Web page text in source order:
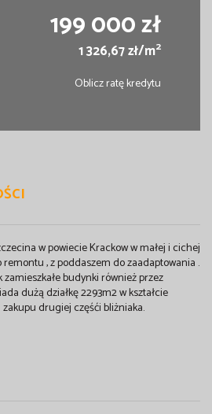
199 000 zł
1 326,67 zł/m2
Oblicz ratę kredytu
w powiecie Krackow w małej i cichej
, z poddaszem do zaadaptowania .
zamieszkałe budynki również przez
dużą działkę 2293m2 w kształcie
drugiej częśći bliżniaka.